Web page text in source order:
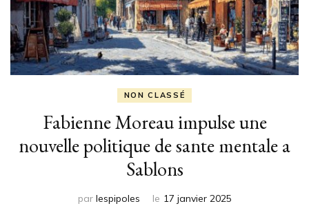
NON CLASSÉ
Fabienne Moreau impulse une
nouvelle politique de sante mentale a
Sablons
par lespipoles le 17 janvier 2025